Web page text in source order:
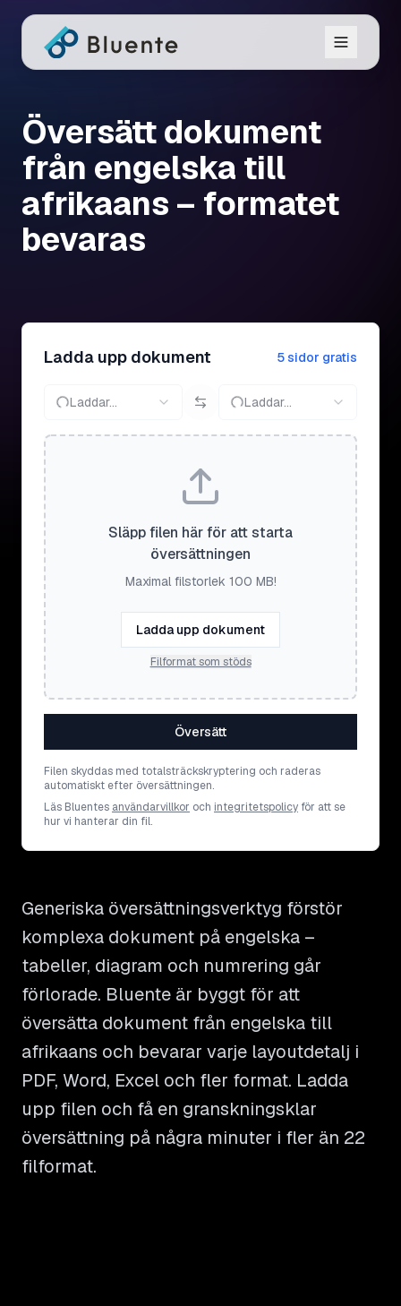
Översätt dokument
från engelska till
afrikaans – formatet
bevaras
Ladda upp dokument 5 sidor gratis
Laddar... Laddar...
Släpp filen här för att starta
översättningen
Maximal filstorlek 100 MB!
Ladda upp dokument
Filformat som stöds
Översätt
Filen skyddas med totalsträckskryptering och raderas
automatiskt efter översättningen.
Läs Bluentes användarvillkor och integritetspolicy för att se
hur vi hanterar din fil.
Generiska översättningsverktyg förstör
komplexa dokument på engelska –
tabeller, diagram och numrering går
förlorade. Bluente är byggt för att
översätta dokument från engelska till
afrikaans och bevarar varje layoutdetalj i
PDF, Word, Excel och fler format. Ladda
upp filen och få en granskningsklar
översättning på några minuter i fler än 22
filformat.